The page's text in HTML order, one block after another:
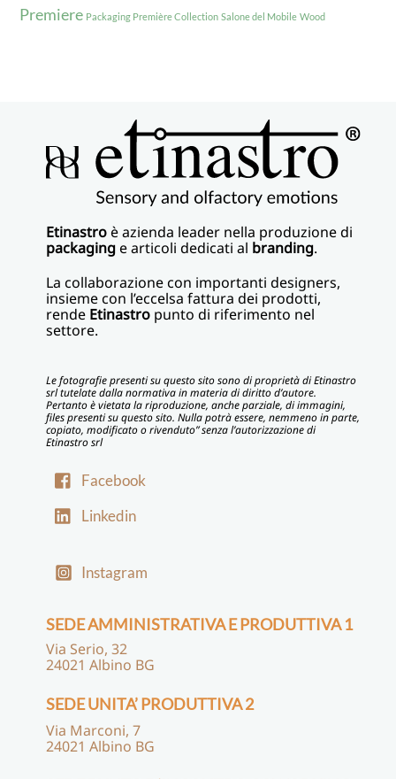
Premiere Packaging Première Collection Salone del Mobile Wood
Etinastroè azienda leader nella produzione di
packaginge articoli dedicati al branding.
La collaborazione con importanti designers,
insieme con l’eccelsa fattura dei prodotti,
rende Etinastro punto di riferimento nel
settore.
Le fotografie presenti su questo sito sono di proprietà di Etinastro
srl tutelate dalla normativa in materia di diritto d’autore.
Pertanto è vietata la riproduzione, anche parziale, di immagini,
files presenti su questo sito. Nulla potrà essere, nemmeno in parte,
copiato, modificato o rivenduto” senza l’autorizzazione di
Etinastro srl
Facebook
Linkedin
Instagram
SEDE AMMINISTRATIVA E PRODUTTIVA 1
Via Serio, 32
24021 Albino BG
SEDE UNITA’ PRODUTTIVA 2
Via Marconi, 7
24021 Albino BG